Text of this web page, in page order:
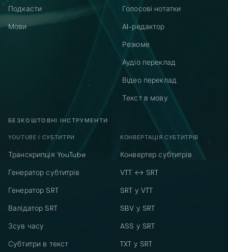
Подкасти
Мови
Голосові нотатки
AI-редактор
Резюме
Аудіо переклад
Відео переклад
Текст в мову
БЕЗКОШТОВНІ ІНСТРУМЕНТИ
YOUTUBE І СУБТИТРИ
Транскрипція YouTube
Генератор субтитрів
Генератор SRT
Валідатор SRT
Зсув часу
Субтитри в текст
КОНВЕРТАЦІЯ СУБТИТРІВ
Конвертер субтитрів
VTT ↔ SRT
SRT у VTT
SBV у SRT
ASS у SRT
TXT у SRT